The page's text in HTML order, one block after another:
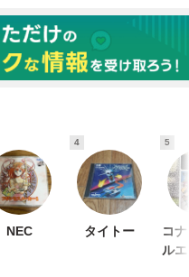
NEC
4
タイトー
5
コ
ル